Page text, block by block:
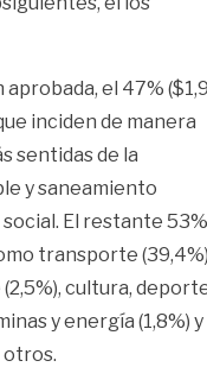
el 47%
inciden de manera
sentidas de la
y saneamiento
El restante 53%
transporte
cultura,
y energía (1,8%) y
otros.